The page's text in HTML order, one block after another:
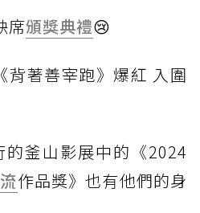
席頒獎典禮😢
背著善宰跑》爆紅 入圍
釜山影展中的《2024
作品獎》也有他們的身